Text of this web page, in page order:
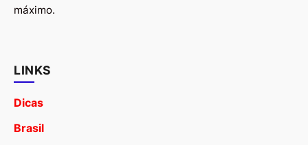
máximo.
LINKS
Dicas
Brasil